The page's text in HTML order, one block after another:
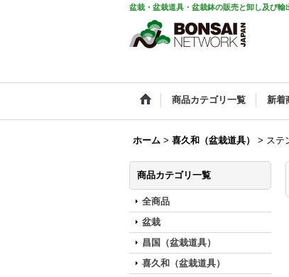
盆栽・盆栽道具・盆栽鉢の販売と卸し及び
商品カテゴリ一覧 新着
ホーム > 喜久和（盆栽道具） > ステ
商品カテゴリ一覧
全商品
盆栽
昌国（盆栽道具）
喜久和（盆栽道具）